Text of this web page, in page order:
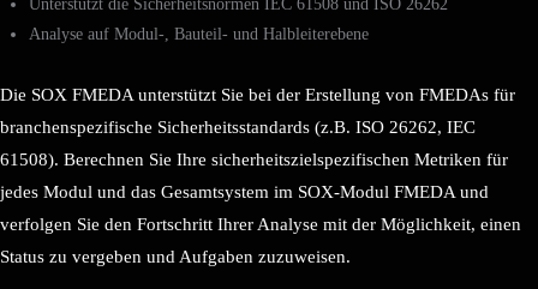
Unterstützt die Sicherheitsnormen IEC 61508 und ISO 26262
Analyse auf Modul-, Bauteil- und Halbleiterebene
Die SOX FMEDA unterstützt Sie bei der Erstellung von FMEDAs für
branchenspezifische Sicherheitsstandards (z.B. ISO 26262, IEC
61508). Berechnen Sie Ihre sicherheitszielspezifischen Metriken für
jedes Modul und das Gesamtsystem im SOX-Modul FMEDA und
verfolgen Sie den Fortschritt Ihrer Analyse mit der Möglichkeit, einen
Status zu vergeben und Aufgaben zuzuweisen.